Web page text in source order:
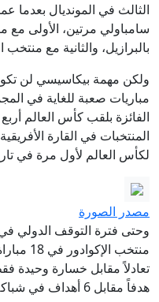
الثالث في المونديال
بالبرازيل، والثانية مع
ولكن مهمة بيكاسيسي لن
مباريات صعبة للغاية في
الفائزة بلقب كأس العالم
المنتخبات في القارة
لكأس العالم لأول مرة في
مصدر الصورة
وحتى فترة التوقف الدولي
هدفاً مقابل 6 أهداف في شباكه.